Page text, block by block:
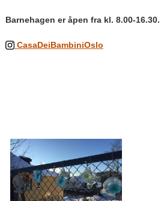
Barnehagen er åpen fra kl. 8.00-16.30.
CasaDeiBambiniOslo